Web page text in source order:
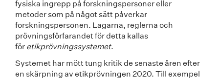
fysiska ingrepp på forskningspersoner eller
metoder som på något sätt påverkar
forskningspersonen. Lagarna, reglerna och
prövningsförfarandet för detta kallas
för etikprövningssystemet.
Systemet har mött tung kritik de senaste åren efter
en skärpning av etikprövningen 2020. Till exempel